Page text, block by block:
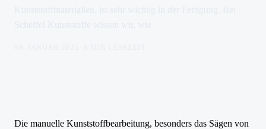
Die manuelle Kunststoffbearbeitung, besonders das Sägen von